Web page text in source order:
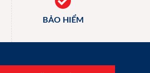
BẢO HIỂM